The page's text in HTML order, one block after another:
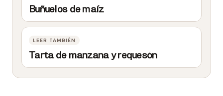
Buñuelos de maíz
Tarta de manzana y requesón